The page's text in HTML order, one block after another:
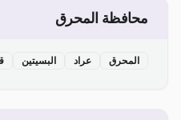
محافظة المحرق
المحرق عراد البسيتين